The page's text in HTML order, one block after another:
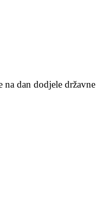
dan dodjele državne